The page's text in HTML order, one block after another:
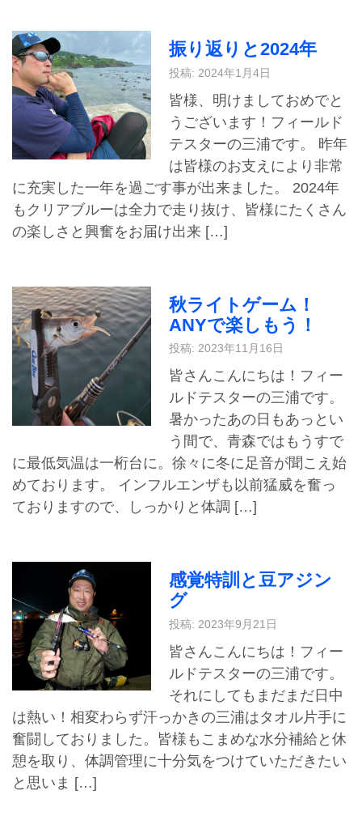
振り返りと2024年
投稿: 2024年1月4日
皆様、明けましておめでと
うございます！フィールド
テスターの三浦です。 昨年
は皆様のお支えにより非常
に充実した一年を過ごす事が出来ました。 2024年
もクリアブルーは全力で走り抜け、皆様にたくさん
の楽しさと興奮をお届け出来 […]
秋ライトゲーム！
ANYで楽しもう！
投稿: 2023年11月16日
皆さんこんにちは！フィー
ルドテスターの三浦です。
暑かったあの日もあっとい
う間で、青森ではもうすで
に最低気温は一桁台に。徐々に冬に足音が聞こえ始
めております。 インフルエンザも以前猛威を奮っ
ておりますので、しっかりと体調 […]
感覚特訓と豆アジン
グ
投稿: 2023年9月21日
皆さんこんにちは！フィー
ルドテスターの三浦です。
それにしてもまだまだ日中
は熱い！相変わらず汗っかきの三浦はタオル片手に
奮闘しておりました。皆様もこまめな水分補給と休
憩を取り、体調管理に十分気をつけていただきたい
と思いま […]